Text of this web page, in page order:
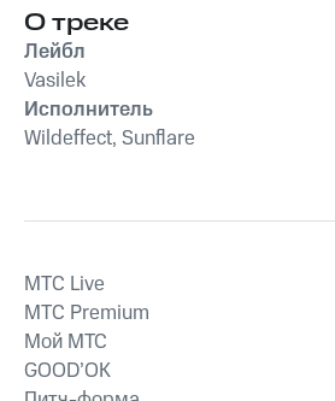
О треке
Лейбл
Vasilek
Исполнитель
Wildeffect, Sunflare
MTС Live
MTС Premium
Мой МТС
GOOD’OK